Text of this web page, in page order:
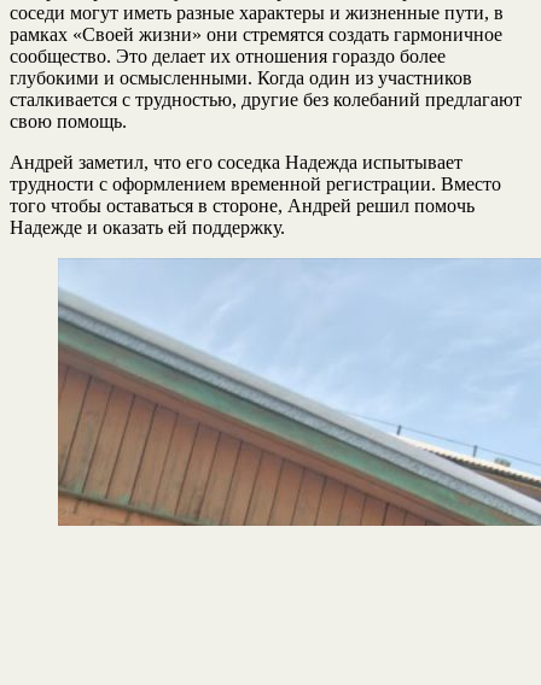
соседи могут иметь разные характеры и жизненные пути, в
рамках «Своей жизни» они стремятся создать гармоничное
сообщество. Это делает их отношения гораздо более
глубокими и осмысленными. Когда один из участников
сталкивается с трудностью, другие без колебаний предлагают
свою помощь.
Андрей заметил, что его соседка Надежда испытывает
трудности с оформлением временной регистрации. Вместо
того чтобы оставаться в стороне, Андрей решил помочь
Надежде и оказать ей поддержку.